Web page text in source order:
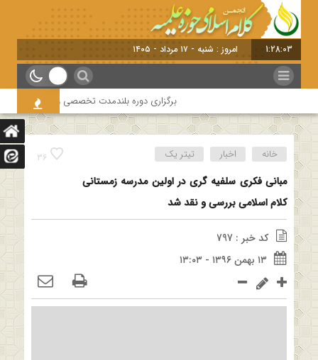
1:28:04 امروز : شنبه - ۱۷ مرداد - ۱۴۰۵
برگزاری دوره بلندمدت تخصصی و کارگاه آموزشی
36 خانه اخبار تیتر یک
مبانی فکری سلفیه گری در اولین مدرسه زمستانی
کلام اسلامی بررسی و نقد شد
کد خبر : 797
۱۳ بهمن ۱۳۹۶ - ۱۳:۰۳